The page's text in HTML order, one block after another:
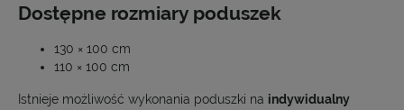
Dostępne rozmiary poduszek
130 × 100 cm
110 × 100 cm
Istnieje możliwość wykonania poduszki na indywidualny